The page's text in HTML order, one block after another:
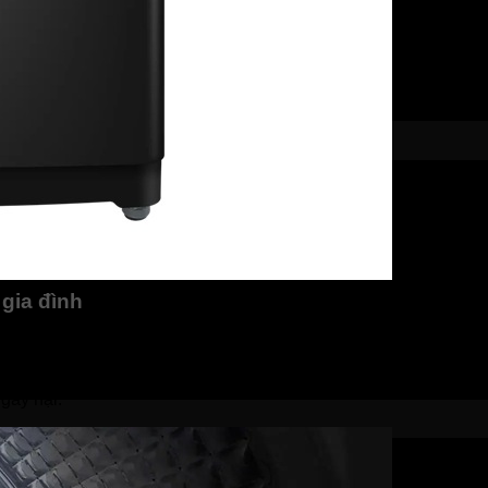
đình
nghệ giặt giũ. Chất liệu kháng khuẩn được tích hợp phun
trong những tổ chức công nghệ lớn nhất Châu Âu, đã
vi khuẩn và nấm mốc lên đến 99,99%. Nhờ đó, quần áo của
hại.